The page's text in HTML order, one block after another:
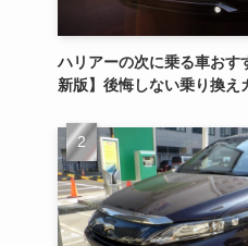
ハリアーの次に乗る車おす
新版】後悔しない乗り換え